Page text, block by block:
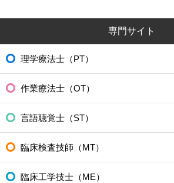
専門サイト
理学療法士（PT）
作業療法士（OT）
言語聴覚士（ST）
臨床検査技師（MT）
臨床工学技士（ME）